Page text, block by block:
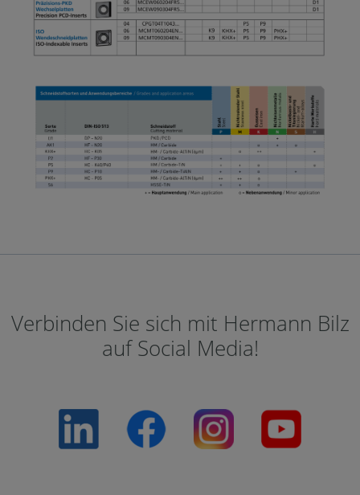
Verbinden Sie sich mit Hermann Bilz
auf Social Media!